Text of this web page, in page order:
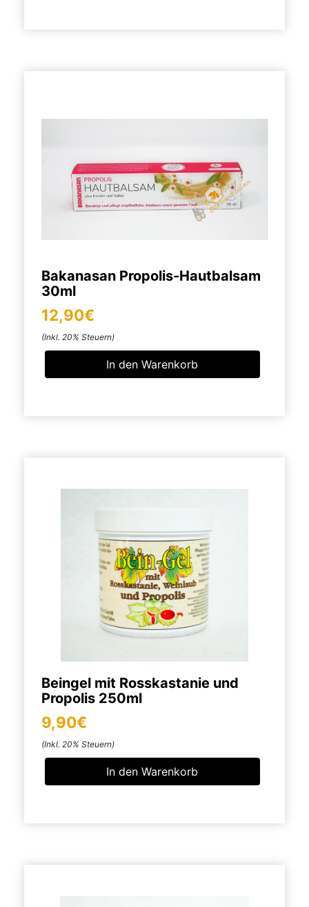
Bakanasan Propolis-Hautbalsam
30ml
12,90€
(Inkl. 20% Steuern)
Beingel mit Rosskastanie und
Propolis 250ml
9,90€
(Inkl. 20% Steuern)